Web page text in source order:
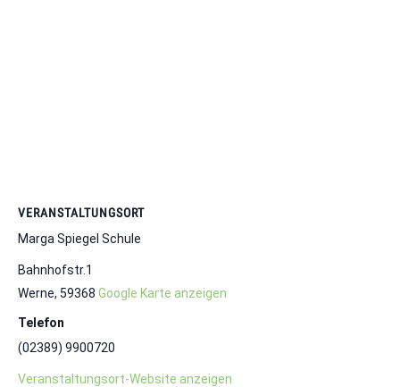
VERANSTALTUNGSORT
Marga Spiegel Schule
Bahnhofstr.1
Werne, 59368 Google Karte anzeigen
Telefon
(02389) 9900720
Veranstaltungsort-Website anzeigen